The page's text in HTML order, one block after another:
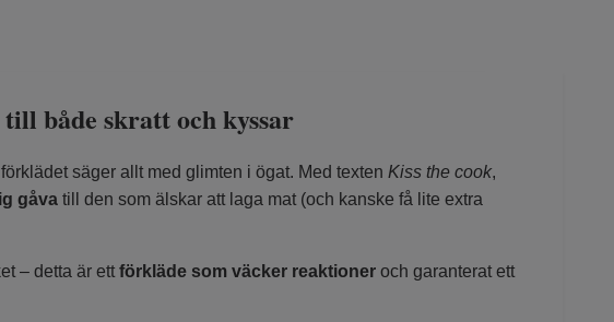
både skratt och kyssar
säger allt med glimten i ögat. Med texten Kiss the cook,
gåva till den som älskar att laga mat (och kanske få lite extra
– detta är ett förkläde som väcker reaktioner och garanterat ett